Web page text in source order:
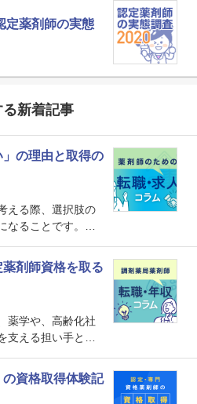
薬剤師の実態
新着記事
の理由と取得の
える際、選択肢の
なることです。し
かもしれません。
意味ない」といわ
ト、年収・キャリ
剤師資格を取る
薬学や、高齢化社
支える担い手とし
認定薬剤師という
ったいどんな資格
の資格取得体験記